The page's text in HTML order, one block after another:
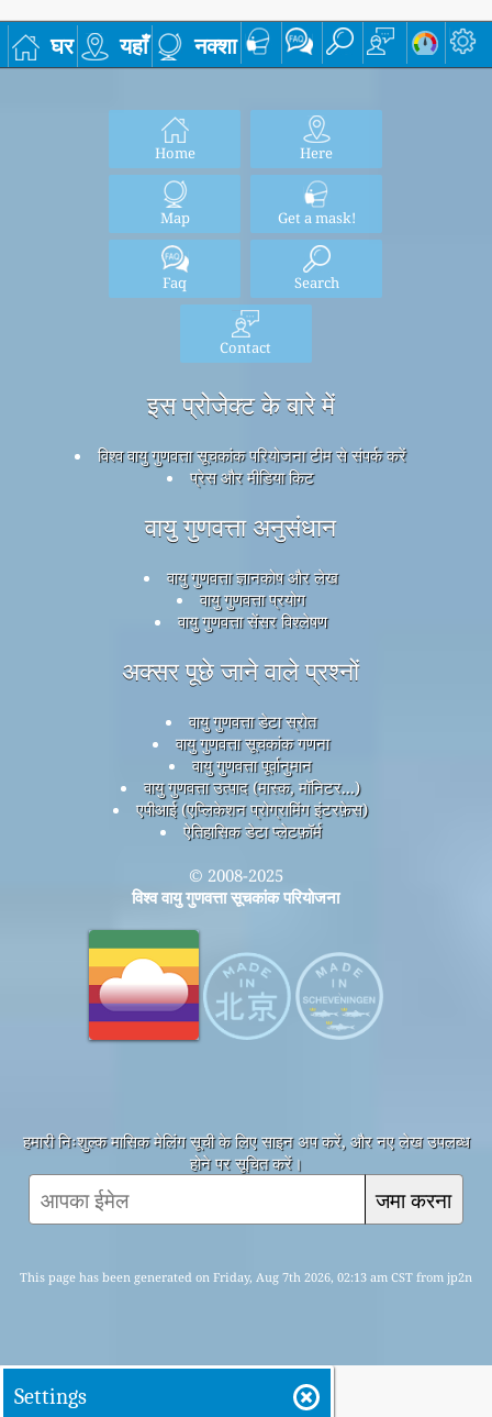
घर यहाँ नक्शा
Home Here
Map Get a mask!
Faq Search
Contact
इस प्रोजेक्ट के बारे में
विश्व वायु गुणवत्ता सूचकांक परियोजना टीम से संपर्क करें
प्रेस और मीडिया किट
वायु गुणवत्ता अनुसंधान
वायु गुणवत्ता ज्ञानकोष और लेख
वायु गुणवत्ता प्रयोग
वायु गुणवत्ता सेंसर विश्लेषण
अक्सर पूछे जाने वाले प्रश्नों
वायु गुणवत्ता डेटा स्रोत
वायु गुणवत्ता सूचकांक गणना
वायु गुणवत्ता पूर्वानुमान
वायु गुणवत्ता उत्पाद (मास्क, मॉनिटर...)
एपीआई (एप्लिकेशन प्रोग्रामिंग इंटरफ़ेस)
ऐतिहासिक डेटा प्लेटफ़ॉर्म
© 2008-2025
विश्व वायु गुणवत्ता सूचकांक परियोजना
हमारी निःशुल्क मासिक मेलिंग सूची के लिए साइन अप करें, और नए लेख उपलब्ध
होने पर सूचित करें।
जमा करना
This page has been generated on Friday, Aug 7th 2026, 02:13 am CST from jp2n
Settings